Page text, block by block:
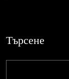
Търсене